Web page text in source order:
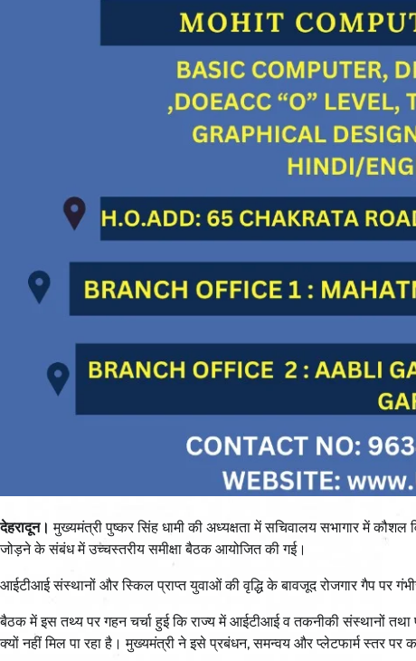
देहरादून। मुख्यमंत्री पुष्कर सिंह धामी की अध्यक्षता में सचिवालय सभागार में
जोड़ने के संबंध में उच्चस्तरीय समीक्षा बैठक आयोजित की गई।
आईटीआई संस्थानों और स्किल प्राप्त युवाओं की वृद्धि के बावजूद रोजगार गैप पर
बैठक में इस तथ्य पर गहन चर्चा हुई कि राज्य में आईटीआई व तकनीकी संस्थानों
क्यों नहीं मिल पा रहा है। मुख्यमंत्री ने इसे प्रबंधन, समन्वय और प्लेटफार्म स्तर पर